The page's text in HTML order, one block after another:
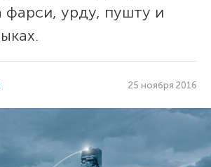
фарси, урду, пушту и
25 ноября 2016